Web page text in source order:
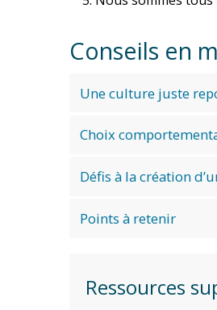
Conseils en
Une culture juste
Choix
Défis à la création
Points à retenir
Ressources